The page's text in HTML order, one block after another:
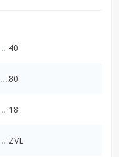
40
80
18
ZVL